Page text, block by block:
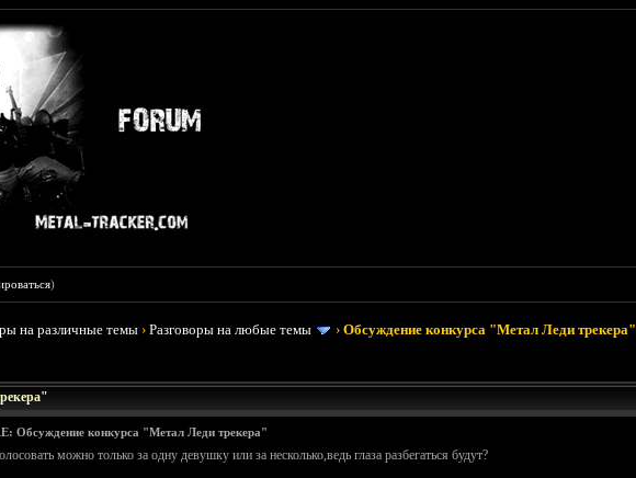
)
на различные темы ›Разговоры на любые темы ›Обсуждение конкурса "Метал Леди трекера"
Обсуждение конкурса "Метал Леди трекера"
можно только за одну девушку или за несколько,ведь глаза разбегаться будут?